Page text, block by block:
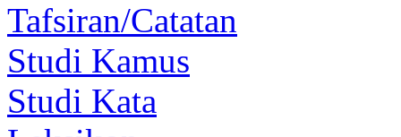
Tafsiran/Catatan
Studi Kamus
Studi Kata